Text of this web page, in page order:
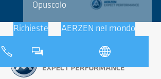
Opuscolo
Richieste AERZEN nel mondo